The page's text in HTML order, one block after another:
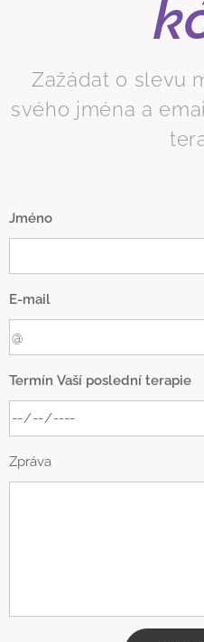
Zažádat o slevu
svého jména a
Jméno
E-mail
Termín Vaší poslední terapie
Zpráva